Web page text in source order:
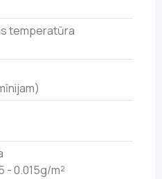
temperatūra
- 0.015g/m²